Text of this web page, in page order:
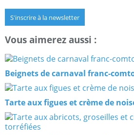
S'inscrire à la newsletter
Vous aimerez aussi :
Beignets de carnaval franc-
Tarte aux figues et crème de